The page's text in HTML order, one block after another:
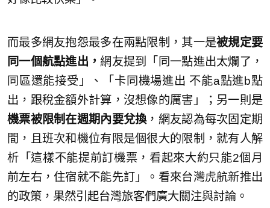
而最多網友抱怨最多在兩點限制，其一是被規定要
同一個航點進出， 網友提到「同一點進出太爛了，
同區還能接受」、「卡同機場進出 不能a點進b點
出，跟稅金額外計算，沒想像的厲害」；另一則是
機票被限制在週期內要兌換，網友認為每次固定期
間，且班次和機位有限是個很大的限制，就有人解
析「這樣不能提前訂機票，看起來大約只能2個月
前左右，住宿就不能先訂」。看來台灣虎航新推出
的政策，果然引起台灣旅客們廣大關注與討論。